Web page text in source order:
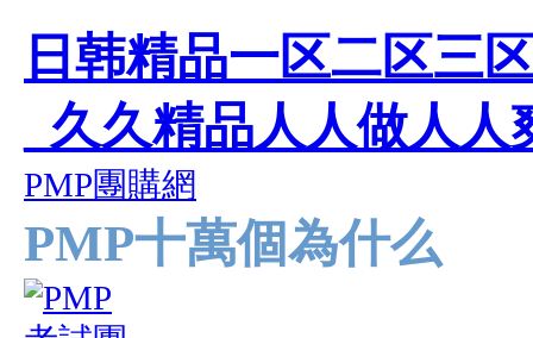
日韩精品一区二区三
_久久精品人人做人
PMP團購網
PMP十萬個為什么